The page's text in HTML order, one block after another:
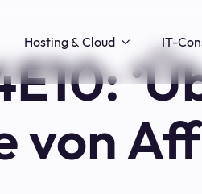
Hosting & Cloud IT-
von